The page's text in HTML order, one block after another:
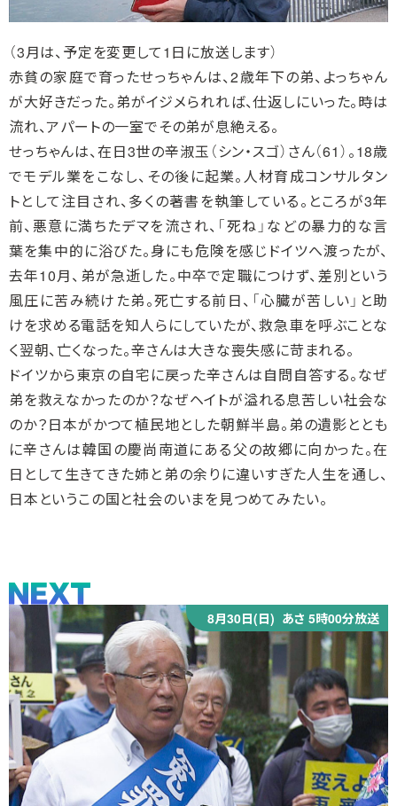
（3月は、予定を変更して1日に放送します）
赤貧の家庭で育ったせっちゃんは、2歳年下の弟、よっちゃん
が大好きだった。弟がイジメられれば、仕返しにいった。時は
流れ、アパートの一室でその弟が息絶える。
せっちゃんは、在日3世の辛淑玉（シン・スゴ）さん（61）。18歳
でモデル業をこなし、その後に起業。人材育成コンサルタン
トとして注目され、多くの著書を執筆している。ところが3年
前、悪意に満ちたデマを流され、「死ね」などの暴力的な言
葉を集中的に浴びた。身にも危険を感じドイツへ渡ったが、
去年10月、弟が急逝した。中卒で定職につけず、差別という
風圧に苦み続けた弟。死亡する前日、「心臓が苦しい」と助
けを求める電話を知人らにしていたが、救急車を呼ぶことな
く翌朝、亡くなった。辛さんは大きな喪失感に苛まれる。
ドイツから東京の自宅に戻った辛さんは自問自答する。なぜ
弟を救えなかったのか？なぜヘイトが溢れる息苦しい社会な
のか？日本がかつて植民地とした朝鮮半島。弟の遺影ととも
に辛さんは韓国の慶尚南道にある父の故郷に向かった。在
日として生きてきた姉と弟の余りに違いすぎた人生を通し、
日本というこの国と社会のいまを見つめてみたい。
8月30日(日) あさ 5時00分放送